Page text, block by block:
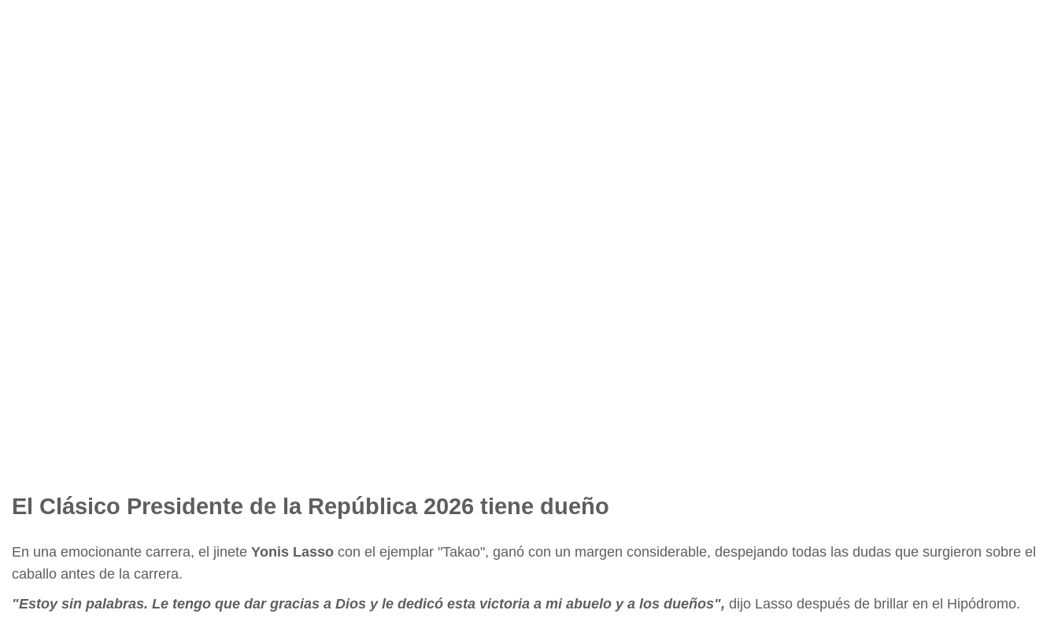
El Clásico Presidente de la República 2026 tiene dueño
En una emocionante carrera, el jinete Yonis Lasso con el ejemplar "Takao", ganó con un margen considerable, despejando todas las dudas que surgieron sobre el
caballo antes de la carrera.
"Estoy sin palabras. Le tengo que dar gracias a Dios y le dedicó esta victoria a mi abuelo y a los dueños", dijo Lasso después de brillar en el Hipódromo.